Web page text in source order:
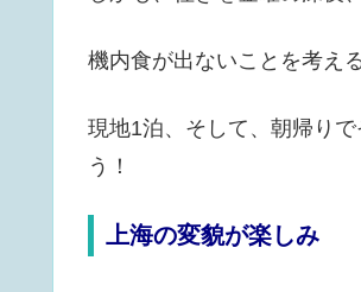
機内食が出ないことを考え
現地1泊、そして、朝帰り
う！
上海の変貌が楽しみ